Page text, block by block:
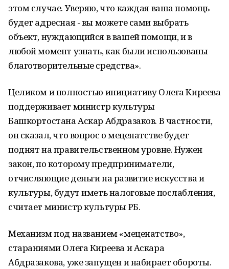
этом случае. Уверяю, что каждая ваша помощь
будет адресная - вы можете сами выбрать
объект, нуждающийся в вашей помощи, и в
любой момент узнать, как были использованы
благотворительные средства».
Целиком и полностью инициативу Олега Киреева
поддерживает министр культуры
Башкортостана Аскар Абдразаков. В частности,
он сказал, что вопрос о меценатстве будет
поднят на правительственном уровне. Нужен
закон, по которому предприниматели,
отчисляющие деньги на развитие искусства и
культуры, будут иметь налоговые послабления,
считает министр культуры РБ.
Механизм под названием «меценатство»,
стараниями Олега Киреева и Аскара
Абдразакова, уже запущен и набирает обороты.